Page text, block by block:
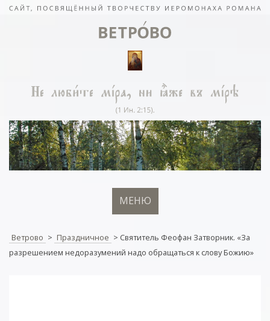
МЕНЮ
Ветрово > Праздничное > Святитель Феофан Затворник. «За
разрешени­ем недоразуме­ний надо обращаться к слову Божию»